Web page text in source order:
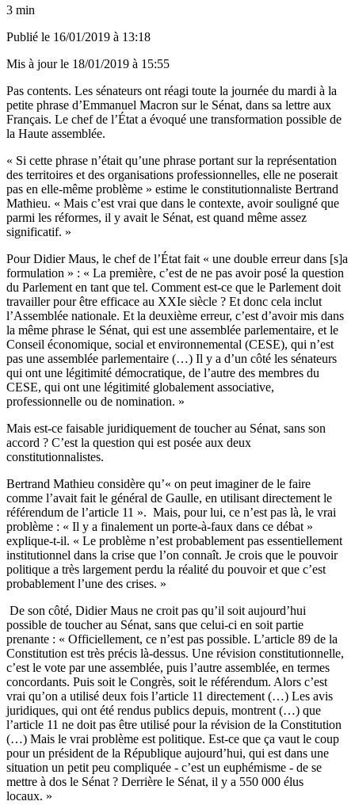
3 min
Publié le 16/01/2019 à 13:18
Mis à jour le 18/01/2019 à 15:55
Pas contents. Les sénateurs ont réagi toute la journée du mardi à la
petite phrase d’Emmanuel Macron sur le Sénat, dans sa lettre aux
Français. Le chef de l’État a évoqué une transformation possible de
la Haute assemblée.
« Si cette phrase n’était qu’une phrase portant sur la représentation
des territoires et des organisations professionnelles, elle ne poserait
pas en elle-même problème » estime le constitutionnaliste Bertrand
Mathieu. « Mais c’est vrai que dans le contexte, avoir souligné que
parmi les réformes, il y avait le Sénat, est quand même assez
significatif. »
Pour Didier Maus, le chef de l’État fait « une double erreur dans [s]a
formulation » : « La première, c’est de ne pas avoir posé la question
du Parlement en tant que tel. Comment est-ce que le Parlement doit
travailler pour être efficace au XXIe siècle ? Et donc cela inclut
l’Assemblée nationale. Et la deuxième erreur, c’est d’avoir mis dans
la même phrase le Sénat, qui est une assemblée parlementaire, et le
Conseil économique, social et environnemental (CESE), qui n’est
pas une assemblée parlementaire (…) Il y a d’un côté les sénateurs
qui ont une légitimité démocratique, de l’autre des membres du
CESE, qui ont une légitimité globalement associative,
professionnelle ou de nomination. »
Mais est-ce faisable juridiquement de toucher au Sénat, sans son
accord ? C’est la question qui est posée aux deux
constitutionnalistes.
Bertrand Mathieu considère qu’« on peut imaginer de le faire
comme l’avait fait le général de Gaulle, en utilisant directement le
référendum de l’article 11 ». Mais, pour lui, ce n’est pas là, le vrai
problème : « Il y a finalement un porte-à-faux dans ce débat »
explique-t-il. « Le problème n’est probablement pas essentiellement
institutionnel dans la crise que l’on connaît. Je crois que le pouvoir
politique a très largement perdu la réalité du pouvoir et que c’est
probablement l’une des crises. »
De son côté, Didier Maus ne croit pas qu’il soit aujourd’hui
possible de toucher au Sénat, sans que celui-ci en soit partie
prenante : « Officiellement, ce n’est pas possible. L’article 89 de la
Constitution est très précis là-dessus. Une révision constitutionnelle,
c’est le vote par une assemblée, puis l’autre assemblée, en termes
concordants. Puis soit le Congrès, soit le référendum. Alors c’est
vrai qu’on a utilisé deux fois l’article 11 directement (…) Les avis
juridiques, qui ont été rendus publics depuis, montrent (…) que
l’article 11 ne doit pas être utilisé pour la révision de la Constitution
(…) Mais le vrai problème est politique. Est-ce que ça vaut le coup
pour un président de la République aujourd’hui, qui est dans une
situation un petit peu compliquée - c’est un euphémisme - de se
mettre à dos le Sénat ? Derrière le Sénat, il y a 550 000 élus
locaux. »